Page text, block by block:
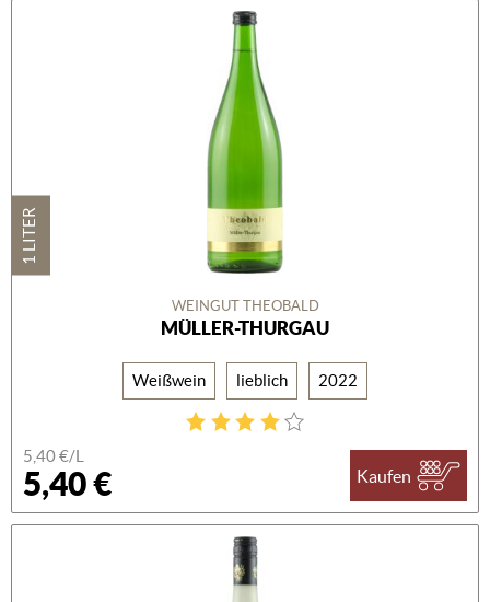
1 LITER
WEINGUT THEOBALD
MÜLLER-THURGAU
Weißwein lieblich 2022
5,40 €/L
5,40 € Kaufen